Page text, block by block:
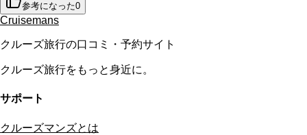
参考になった0
Cruisemans
クルーズ旅行の口コミ・予約サイト
クルーズ旅行をもっと身近に。
サポート
クルーズマンズとは